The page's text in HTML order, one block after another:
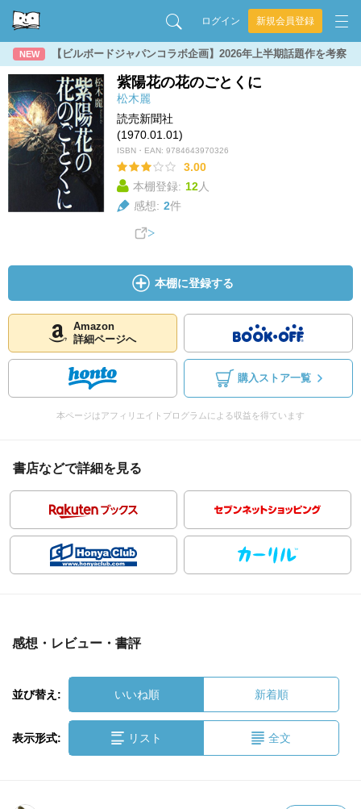
ログイン 新規会員登録
NEW 【ビルボードジャパンコラボ企画】2026年上半期話題作を考察
紫陽花の花のごとくに
松木麗
読売新聞社
(1970.01.01)
ISBN・EAN: 9784643970326
3.00
本棚登録: 12人
感想: 2件
本棚に登録する
Amazon
詳細ページへ
購入ストア一覧
本ページはアフィリエイトプログラムによる収益を得ています
書店などで詳細を見る
感想・レビュー・書評
並び替え: いいね順 新着順
表示形式: リスト 全文